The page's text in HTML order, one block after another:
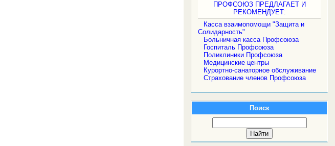
ПРОФСОЮЗ ПРЕДЛАГАЕТ И
РЕКОМЕНДУЕТ:
Касса взаимопомощи "Защита и
Солидарность"
Больничная касса Профсоюза
Госпиталь Профсоюза
Поликлиники Профсоюза
Медицинские центры
Курортно-санаторное обслуживание
Страхование членов Профсоюза
Поиск